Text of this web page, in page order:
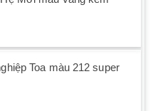
Toa màu 212 super